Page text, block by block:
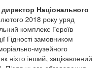
Національного
2018 року уряд
комплекс Героїв
Гідності замовником
музейного
ніхто інший, зацікавлений